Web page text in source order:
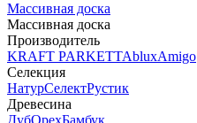
Массивная доска
Массивная доска
Производитель
KRAFT PARKETTAbluxAmigo
Селекция
НатурСелектРустик
Древесина
ДубОрехБамбук